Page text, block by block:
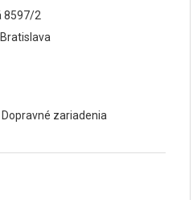
8597/2
Bratislava
zariadenia